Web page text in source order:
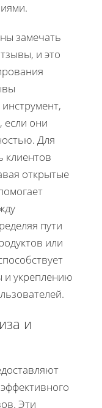
замечать
и это
если они
Для
клиентов
открытые
пути
или
и укреплению
и
Эти